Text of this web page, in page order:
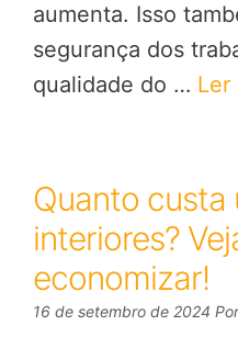
aumenta. Isso
segurança dos
qualidade do … Ler
Quanto custa
interiores?
economizar!
16 de setembro de 2024